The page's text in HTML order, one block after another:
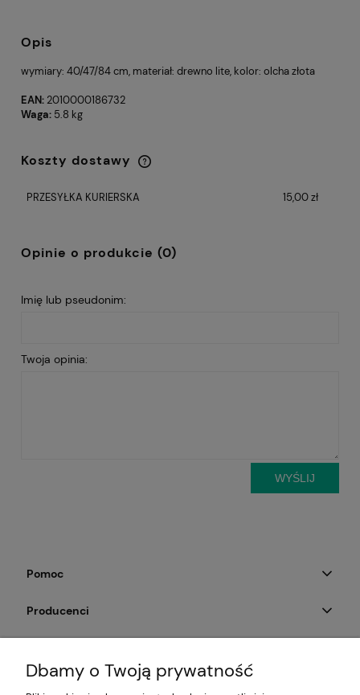
Opis
wymiary: 40/47/84 cm, materiał: drewno lite, kolor: olcha złota
EAN: 2010000186732
Waga: 5.8 kg
Koszty dostawy
Cena nie zawiera ewentualnych kosztów
PRZESYŁKA KURIERSKA
15,00 zł
Opinie o produkcie (0)
Imię lub pseudonim:
Twoja opinia:
WYŚLIJ
Pomoc
Producenci
Dbamy o Twoją prywatność